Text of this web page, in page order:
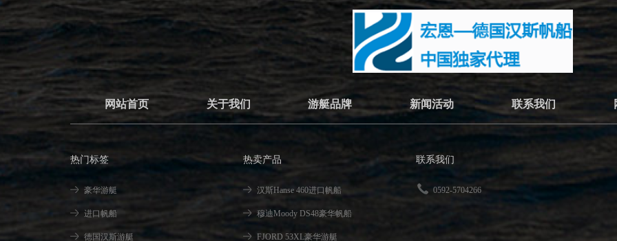
网站首页 关于我们 游艇品牌 新闻活动 联系我们
热门标签
豪华游艇
进口帆船
德国汉斯游艇
热卖产品
汉斯Hanse 460进口帆船
穆迪Moody DS48豪华帆船
FJORD 53XL豪华游艇
联系我们
0592-5704266